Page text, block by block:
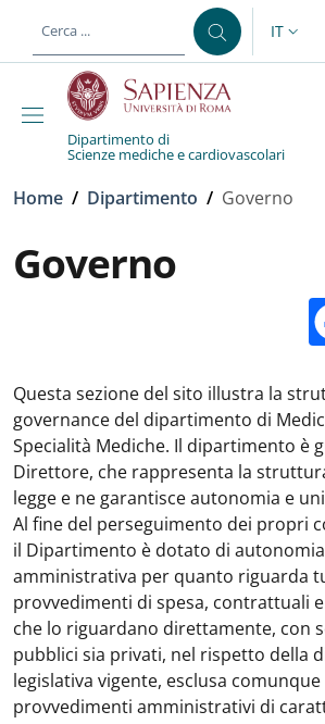
al contenuto principale
IT
Dipartimento di
Scienze mediche e cardiovascolari
Briciole di pane
Home / Dipartimento / Governo
Governo
Questa sezione del sito illustra la
governance del dipartimento di
Specialità Mediche. Il dipartimento è
Direttore, che rappresenta la
legge e ne garantisce autonomia e
Al fine del perseguimento dei propri
il Dipartimento è dotato di
amministrativa per quanto riguarda
provvedimenti di spesa, contrattuali
che lo riguardano direttamente, con
pubblici sia privati, nel rispetto della
legislativa vigente, esclusa
provvedimenti amministrativi di